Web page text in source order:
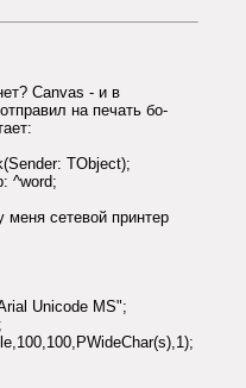
Canvas - и в
на печать бо-
TObject);
^word;
меня сетевой принтер
Unicode MS";